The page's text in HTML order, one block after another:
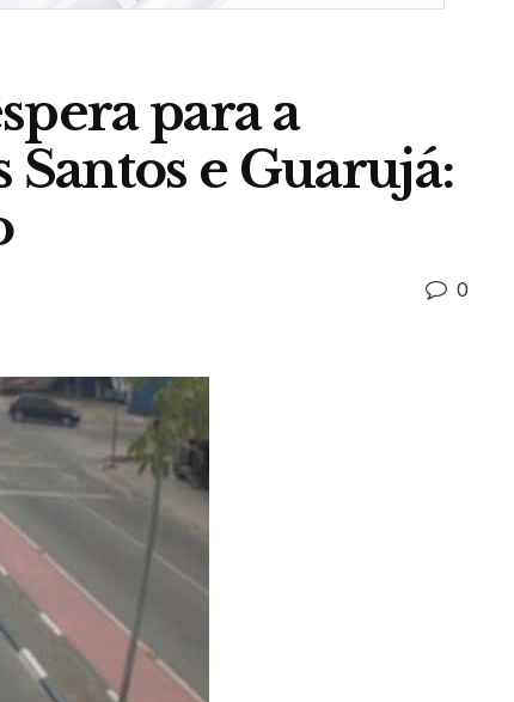
para a
Santos e Guarujá:
0